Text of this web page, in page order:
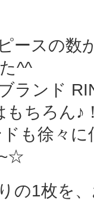
ースの数
^^
ランド
もちろん♪
も徐々
の1枚を